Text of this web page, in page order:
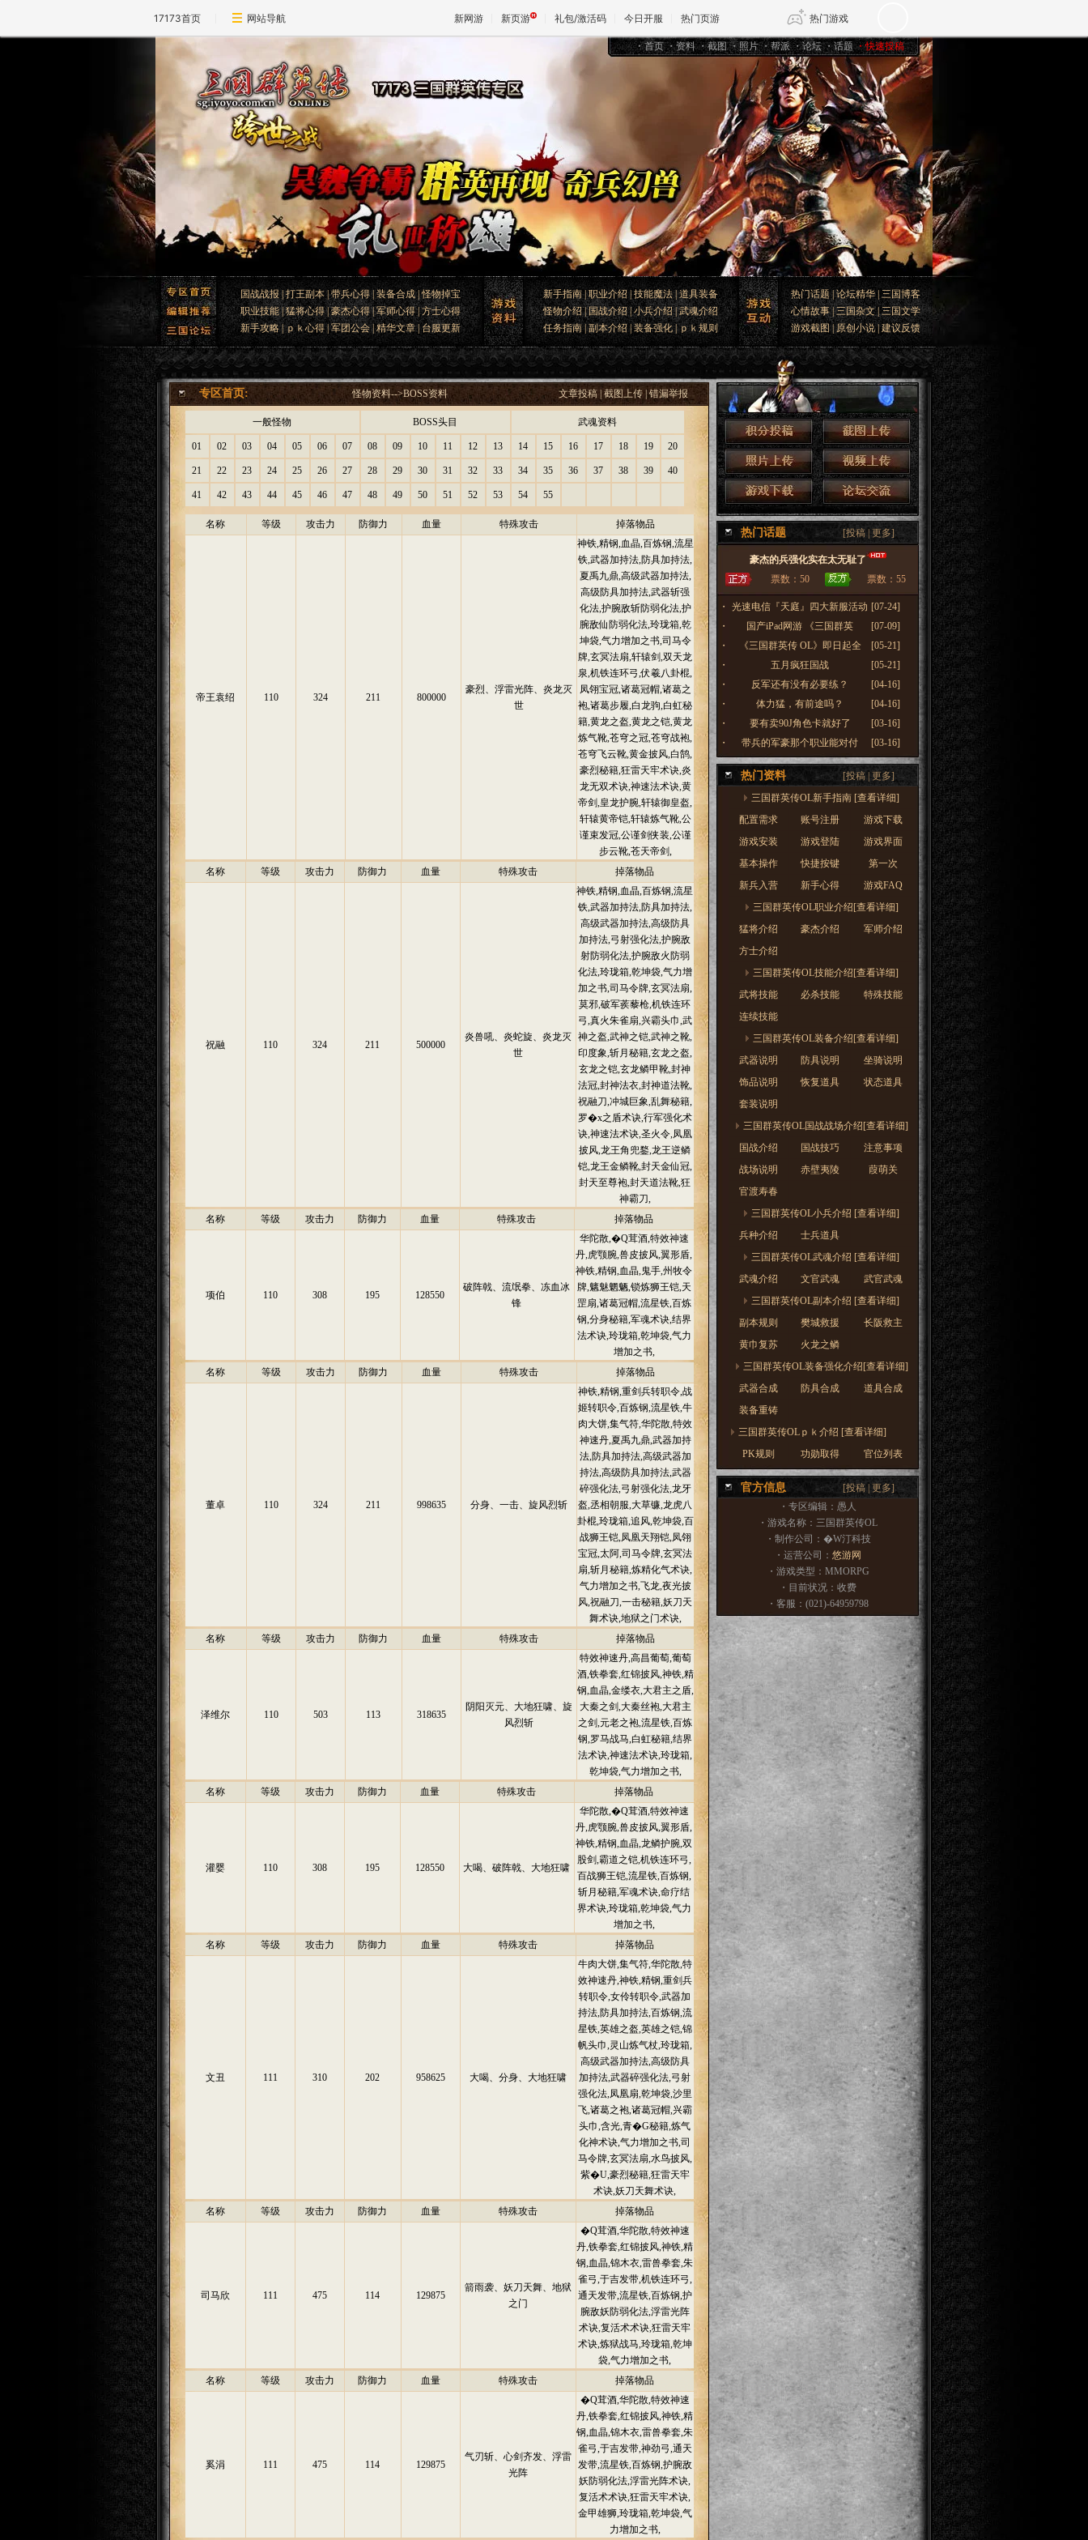
17173首页 网站导航 新网游 新页游 礼包/激活码 今日开服 热门页游 热门游戏
DNF 传奇4
天堂 剑网3旗舰版 新天龙八部
王权与自由 诛仙世界 仙剑世界
・首页・资料・截图・照片・帮派・论坛・话题 ・快速投稿
国战战报|打王副本|带兵心得| 装备合成|怪物掉宝
职业技能|猛将心得|豪杰心得|军师心得|方士心得
新手攻略|ｐｋ心得|军团公会|精华文章| 台服更新
新手指南|职业介绍|技能魔法|道具装备
怪物介绍|国战介绍|小兵介绍|武魂介绍
任务指南|副本介绍|装备强化|ｐｋ规则
热门话题|论坛精华|三国博客
心情故事|三国杂文| 三国文学
游戏截图| 原创小说|建议反馈
专区首页: 怪物资料-->BOSS资料 文章投稿| 截图上传|错漏举报
一般怪物 BOSS头目 武魂资料
01 02 03 04 05 06 07 08 09 10 11 12 13 14 15 16 17 18 19 20
21 22 23 24 25 26 27 28 29 30 31 32 33 34 35 36 37 38 39 40
41 42 43 44 45 46 47 48 49 50 51 52 53 54 55
名称 等级 攻击力 防御力 血量 特殊攻击 掉落物品
帝王袁绍 110 324 211 800000
豪烈、浮雷光阵、炎龙灭
世
神铁,精钢,血晶,百炼钢,流星
铁,武器加持法,防具加持法,
夏禹九鼎,高级武器加持法,
高级防具加持法,武器斩强
化法,护腕敌斩防弱化法,护
腕敌仙防弱化法,玲珑箱,乾
坤袋,气力增加之书,司马令
牌,玄冥法扇,轩辕剑,双天龙
泉,机铁连环弓,伏羲八卦棍,
凤翎宝冠,诸葛冠帽,诸葛之
袍,诸葛步履,白龙驹,白虹秘
籍,黄龙之盔,黄龙之铠,黄龙
炼气靴,苍穹之冠,苍穹战袍,
苍穹飞云靴,黄金披风,白鹄,
豪烈秘籍,狂雷天牢术诀,炎
龙无双术诀,神速法术诀,黄
帝剑,皇龙护腕,轩辕御皇盔,
轩辕黄帝铠,轩辕炼气靴,公
谨束发冠,公谨剑侠装,公谨
步云靴,苍天帝剑,
名称
等级 攻击力 防御力 血量 特殊攻击 掉落物品
祝融 110 324 211 500000
炎兽吼、炎蛇旋、炎龙灭
世
神铁,精钢,血晶,百炼钢,流星
铁,武器加持法,防具加持法,
高级武器加持法,高级防具
加持法,弓射强化法,护腕敌
射防弱化法,护腕敌火防弱
化法,玲珑箱,乾坤袋,气力增
加之书,司马令牌,玄冥法扇,
莫邪,破军蒺藜枪,机铁连环
弓,真火朱雀扇,兴霸头巾,武
神之盔,武神之铠,武神之靴,
印度象,斩月秘籍,玄龙之盔,
玄龙之铠,玄龙鳞甲靴,封神
法冠,封神法衣,封神道法靴,
祝融刀,冲城巨象,乱舞秘籍,
罗�x之盾术诀,行军强化术
诀,神速法术诀,圣火令,凤凰
披风,龙王角兜鍪,龙王逆鳞
铠,龙王金鳞靴,封天金仙冠,
封天至尊袍,封天道法靴,狂
神霸刀,
名称
等级 攻击力 防御力 血量 特殊攻击 掉落物品
项伯 110 308 195 128550
破阵戟、流氓拳、冻血冰
锋
华陀散,�Q茸酒,特效神速
丹,虎颚腕,兽皮披风,翼形盾,
神铁,精钢,血晶,鬼手,州牧令
牌,魑魅魍魉,锁炼狮王铠,天
罡扇,诸葛冠帽,流星铁,百炼
钢,分身秘籍,军魂术诀,结界
法术诀,玲珑箱,乾坤袋,气力
增加之书,
名称
等级 攻击力 防御力 血量 特殊攻击 掉落物品
董卓 110 324 211 998635 分身、一击、旋风烈斩
神铁,精钢,重剑兵转职令,战
姬转职令,百炼钢,流星铁,牛
肉大饼,集气符,华陀散,特效
神速丹,夏禹九鼎,武器加持
法,防具加持法,高级武器加
持法,高级防具加持法,武器
碎强化法,弓射强化法,龙牙
盔,丞相朝服,大草镰,龙虎八
卦棍,玲珑箱,追风,乾坤袋,百
战狮王铠,凤凰天翔铠,凤翎
宝冠,太阿,司马令牌,玄冥法
扇,斩月秘籍,炼精化气术诀,
气力增加之书,飞龙,夜光披
风,祝融刀,一击秘籍,妖刀天
舞术诀,地狱之门术诀,
名称
等级 攻击力 防御力 血量 特殊攻击 掉落物品
泽维尔 110 503 113 318635
阴阳灭元、大地狂啸、旋
风烈斩
特效神速丹,高昌葡萄,葡萄
酒,铁拳套,红锦披风,神铁,精
钢,血晶,金缕衣,大君主之盾,
大秦之剑,大秦丝袍,大君主
之剑,元老之袍,流星铁,百炼
钢,罗马战马,白虹秘籍,结界
法术诀,神速法术诀,玲珑箱,
乾坤袋,气力增加之书,
名称
等级 攻击力 防御力 血量 特殊攻击 掉落物品
灌婴 110 308 195 128550 大喝、破阵戟、大地狂啸
华陀散,�Q茸酒,特效神速
丹,虎颚腕,兽皮披风,翼形盾,
神铁,精钢,血晶,龙鳞护腕,双
股剑,霸道之铠,机铁连环弓,
百战狮王铠,流星铁,百炼钢,
斩月秘籍,军魂术诀,命疗结
界术诀,玲珑箱,乾坤袋,气力
增加之书,
名称
等级 攻击力 防御力 血量 特殊攻击 掉落物品
文丑 111 310 202 958625 大喝、分身、大地狂啸
牛肉大饼,集气符,华陀散,特
效神速丹,神铁,精钢,重剑兵
转职令,女伶转职令,武器加
持法,防具加持法,百炼钢,流
星铁,英雄之盔,英雄之铠,锦
帆头巾,灵山炼气杖,玲珑箱,
高级武器加持法,高级防具
加持法,武器碎强化法,弓射
强化法,凤凰扇,乾坤袋,沙里
飞,诸葛之袍,诸葛冠帽,兴霸
头巾,含光,青�G秘籍,炼气
化神术诀,气力增加之书,司
马令牌,玄冥法扇,水鸟披风,
紫�U,豪烈秘籍,狂雷天牢
术诀,妖刀天舞术诀,
名称
等级 攻击力 防御力 血量 特殊攻击 掉落物品
司马欣 111 475 114 129875
箭雨袭、妖刀天舞、地狱
之门
�Q茸酒,华陀散,特效神速
丹,铁拳套,红锦披风,神铁,精
钢,血晶,锦木衣,雷兽拳套,朱
雀弓,于吉发带,机铁连环弓,
通天发带,流星铁,百炼钢,护
腕敌妖防弱化法,浮雷光阵
术诀,复活术术诀,狂雷天牢
术诀,炼狱战马,玲珑箱,乾坤
袋,气力增加之书,
名称
等级 攻击力 防御力 血量 特殊攻击 掉落物品
奚涓 111 475 114 129875
气刃斩、心剑齐发、浮雷
光阵
�Q茸酒,华陀散,特效神速
丹,铁拳套,红锦披风,神铁,精
钢,血晶,锦木衣,雷兽拳套,朱
雀弓,于吉发带,神劲弓,通天
发带,流星铁,百炼钢,护腕敌
妖防弱化法,浮雷光阵术诀,
复活术术诀,狂雷天牢术诀,
金甲雄狮,玲珑箱,乾坤袋,气
力增加之书,
热门话题 [投稿 更多]
豪杰的兵强化实在太无耻了
票数：50
票数：55
・ 光速电信『天庭』四大新服活动 [07-24]
・
国产iPad网游 《三国群英
[07-09]
・
《三国群英传 OL》即日起全
[05-21]
・
五月疯狂国战
[05-21]
・
反军还有没有必要练？
[04-16]
・
体力猛，有前途吗？
[04-16]
・
要有卖90J角色卡就好了
[03-16]
・
带兵的军豪那个职业能对付 [03-16]
热门资料 [投稿 更多]
三国群英传OL新手指南 [查看详细]
配置需求
账号注册
游戏下载
游戏安装
游戏登陆
游戏界面
基本操作
快捷按键
第一次
新兵入营
新手心得
游戏FAQ
三国群英传OL职业介绍[查看详细]
猛将介绍
豪杰介绍
军师介绍
方士介绍
三国群英传OL技能介绍[查看详细]
武将技能
必杀技能
特殊技能
连续技能
三国群英传OL装备介绍[查看详细]
武器说明
防具说明
坐骑说明
饰品说明
恢复道具
状态道具
套装说明
三国群英传OL国战战场介绍[查看详细]
国战介绍
国战技巧
注意事项
战场说明
赤壁夷陵
葭萌关
官渡寿春
三国群英传OL小兵介绍 [查看详细]
兵种介绍
士兵道具
三国群英传OL武魂介绍 [查看详细]
武魂介绍
文官武魂
武官武魂
三国群英传OL副本介绍 [查看详细]
副本规则
樊城救援
长阪救主
黄巾复苏
火龙之鳞
三国群英传OL装备强化介绍[查看详细]
武器合成
防具合成
道具合成
装备重铸
三国群英传OLｐｋ介绍 [查看详细]
PK规则
功勋取得 官位列表
官方信息 [投稿 更多]
・专区编辑：愚人
・游戏名称：三国群英传OL
・制作公司：�W汀科技
・运营公司： 悠游网
・游戏类型：MMORPG
・目前状况：收费
・客服：(021)-64959798